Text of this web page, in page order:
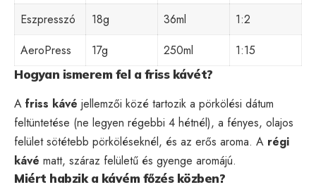
Eszpresszó 18g 36ml
1:2
AeroPress
17g 250ml 1:15
Hogyan ismerem fel a friss kávét?
A friss kávé jellemzői közé tartozik a pörkölési dátum
feltüntetése (ne legyen régebbi 4 hétnél), a fényes, olajos
felület sötétebb pörköléseknél, és az erős aroma. A régi
kávé matt, száraz felületű és gyenge aromájú.
Miért habzik a kávém főzés közben?